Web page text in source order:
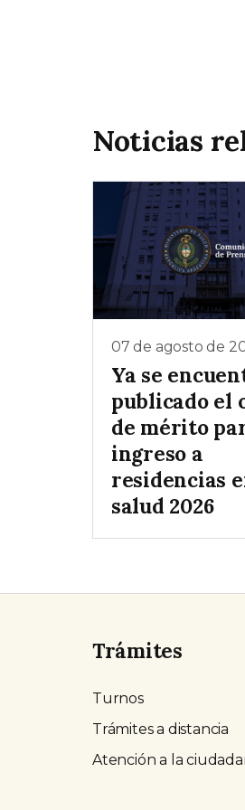
Noticias
07 de agosto de
Ya se
publicado el
de mérito
ingreso a
residencias
salud 2026
Trámites
Turnos
Trámites a distancia
Atención a la